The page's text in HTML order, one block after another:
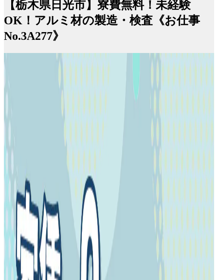
【栃木県日光市】寮費無料！未経験
OK！アルミ材の製造・検査《お仕事
No.3A277》